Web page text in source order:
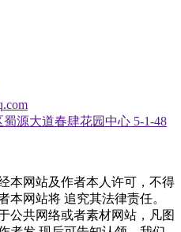
源大道春肆花园中心 5-1-48
本网站及作者本人许可，不得
本网站将 追究其法律责任。
公共网络或者素材网站，凡图